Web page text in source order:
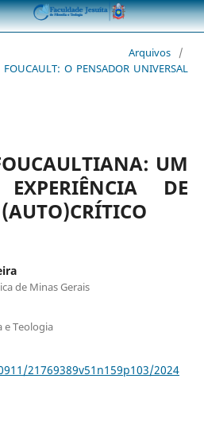
Arquivos
/
O PENSADOR UNIVERSAL
UM
DE
de Minas Gerais
e Teologia
21769389v51n159p103/2024